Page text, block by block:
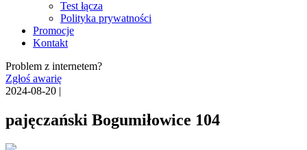
Test łącza
Polityka prywatności
Promocje
Kontakt
Problem z internetem?
Zgłoś awarię
2024-08-20 |
pajęczański Bogumiłowice 104